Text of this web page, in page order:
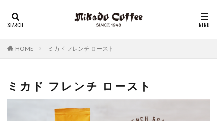
HOME ミカド フレンチ ロースト
ミカド フレンチ ロースト
リキッドコーヒー アイスコーヒー
チーズケーキ